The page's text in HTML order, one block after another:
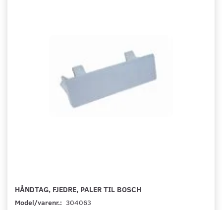
HÅNDTAG, FJEDRE, PALER TIL BOSCH
Model/varenr.: 304063